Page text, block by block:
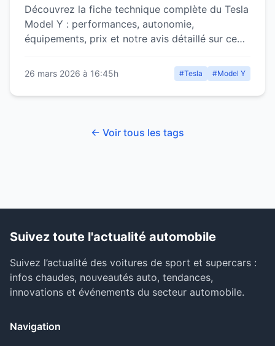
Découvrez la fiche technique complète du Tesla
Model Y : performances, autonomie,
équipements, prix et notre avis détaillé sur ce
26 mars 2026 à 16:45h #Tesla #Model Y
← Voir tous les tags
Suivez toute l'actualité automobile
Suivez l’actualité des voitures de sport et supercars :
infos chaudes, nouveautés auto, tendances,
innovations et événements du secteur automobile.
Navigation